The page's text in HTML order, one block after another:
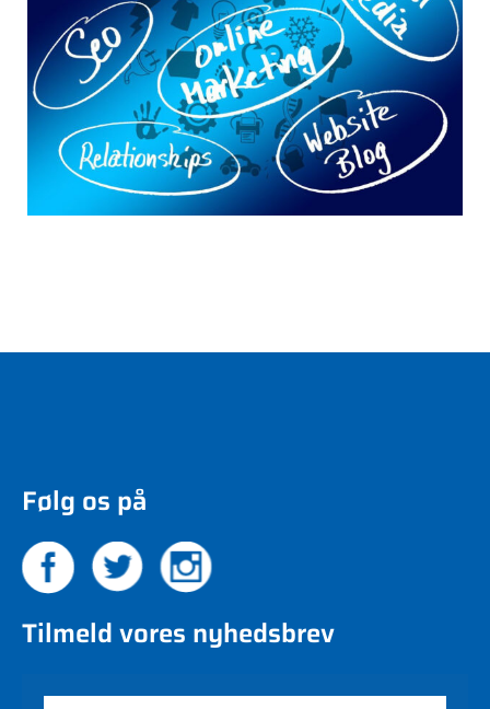
Følg os på
Tilmeld vores nyhedsbrev